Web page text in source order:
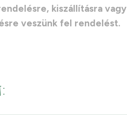
kiszállításra vagy
veszünk fel rendelést.